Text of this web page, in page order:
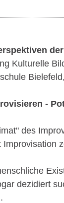
Kulturelle
-
des
dezidiert